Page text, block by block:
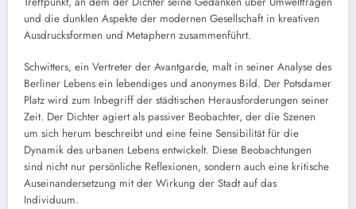
und die dunklen Aspekte der modernen Gesellschaft in kreativen
Ausdrucksformen und Metaphern zusammenführt.
Schwitters, ein Vertreter der Avantgarde, malt in seiner Analyse des
Berliner Lebens ein lebendiges und anonymes Bild. Der Potsdamer
Platz wird zum Inbegriff der städtischen Herausforderungen seiner
Zeit. Der Dichter agiert als passiver Beobachter, der die Szenen
um sich herum beschreibt und eine feine Sensibilität für die
Dynamik des urbanen Lebens entwickelt. Diese Beobachtungen
sind nicht nur persönliche Reflexionen, sondern auch eine kritische
Auseinandersetzung mit der Wirkung der Stadt auf das
Individuum.